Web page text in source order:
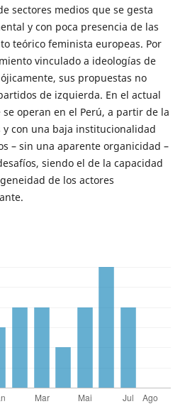
sectores medios que se gesta
y con poca presencia de las
teórico feminista europeas. Por
vinculado a ideologías de
sus propuestas no
de izquierda. En el actual
operan en el Perú, a partir de la
con una baja institucionalidad
– sin una aparente organicidad –
siendo el de la capacidad
de los actores